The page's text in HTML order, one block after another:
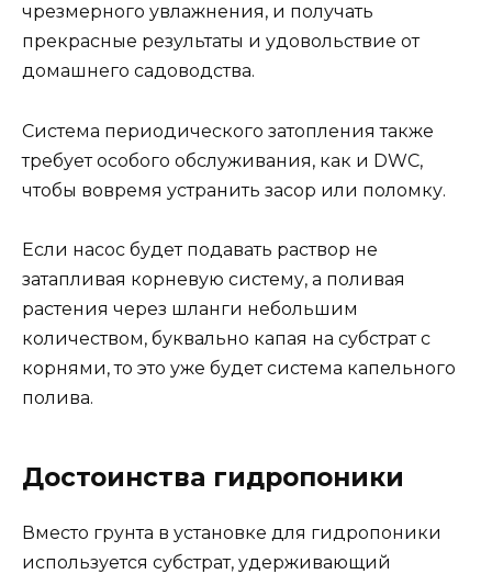
чрезмерного увлажнения, и получать
прекрасные результаты и удовольствие от
домашнего садоводства.
Система периодического затопления также
требует особого обслуживания, как и DWC,
чтобы вовремя устранить засор или поломку.
Если насос будет подавать раствор не
затапливая корневую систему, а поливая
растения через шланги небольшим
количеством, буквально капая на субстрат с
корнями, то это уже будет система капельного
полива.
Достоинства гидропоники
Вместо грунта в установке для гидропоники
используется субстрат, удерживающий